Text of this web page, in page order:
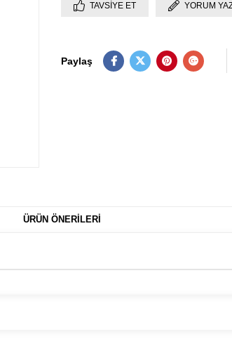
TAVSIYE ET YORUM
Paylaş
ÜRÜN ÖNERILERI